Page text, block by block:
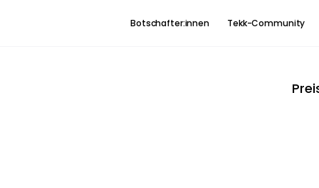
Botschafter:innen Tekk-Community